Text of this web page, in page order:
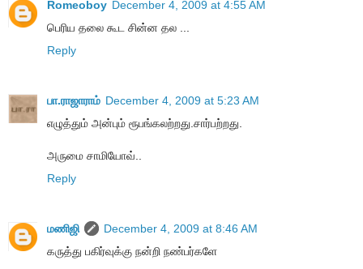
Romeoboy December 4, 2009 at 4:55 AM
பெரிய தலை கூட சின்ன தல ...
Reply
பா.ராஜாராம் December 4, 2009 at 5:23 AM
எழுத்தும் அன்பும் ரூபங்கலற்றது.சார்பற்றது.
அருமை சாமியோவ்..
Reply
மணிஜி
December 4, 2009 at 8:46 AM
கருத்து பகிர்வுக்கு நன்றி நண்பர்களே